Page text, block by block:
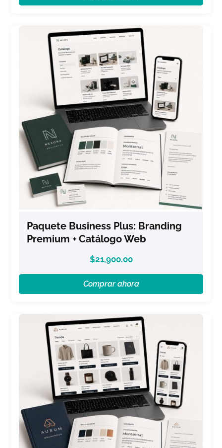
Paquete Business Plus: Branding
Premium + Catálogo Web
$21,900.00
Comprar ahora